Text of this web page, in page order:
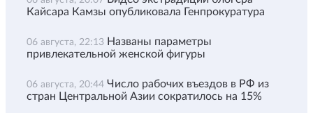
Кайсара Камзы опубликовала Генпрокуратура
06 августа, 22:13 Названы параметры
привлекательной женской фигуры
06 августа, 20:44 Число рабочих въездов в РФ из
стран Центральной Азии сократилось на 15%